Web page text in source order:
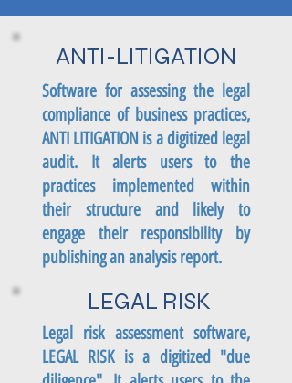
ANTI-LITIGATION
Software for assessing the legal
compliance of business practices,
ANTI LITIGATION is a digitized legal
audit. It alerts users to the
practices implemented within
their structure and likely to
engage their responsibility by
publishing an analysis report.
LEGAL RISK
Legal risk assessment software,
LEGAL RISK is a digitized "due